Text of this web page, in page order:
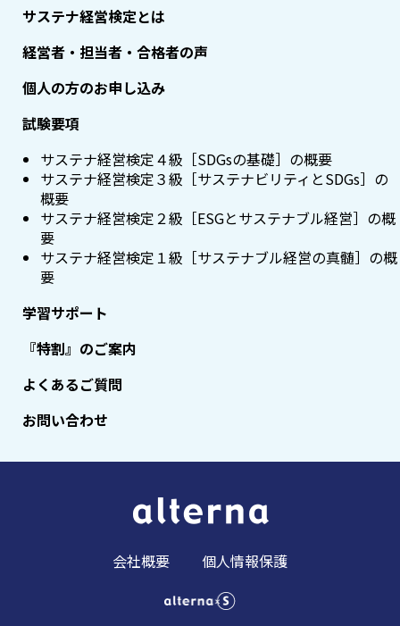
サステナ経営検定とは
経営者・担当者・合格者の声
個人の方のお申し込み
試験要項
サステナ経営検定４級［SDGsの基礎］の概要
サステナ経営検定３級［サステナビリティとSDGs］の
概要
サステナ経営検定２級［ESGとサステナブル経営］の概
要
サステナ経営検定１級［サステナブル経営の真髄］の概
要
学習サポート
『特割』のご案内
よくあるご質問
お問い合わせ
会社概要 個人情報保護